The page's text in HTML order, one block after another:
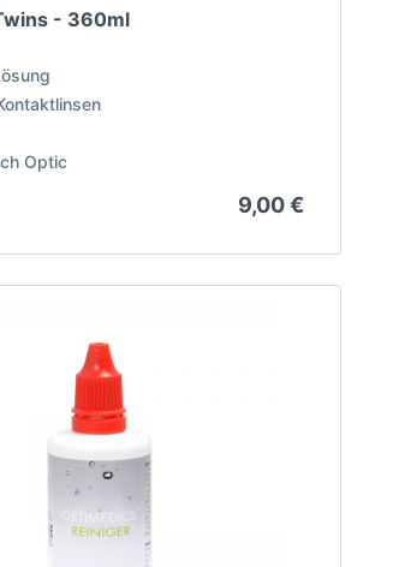
- 360ml
Optic
9,00 €